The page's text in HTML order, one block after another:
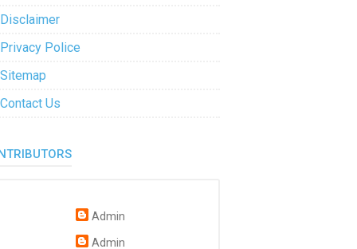
Disclaimer
Privacy Police
Sitemap
Contact Us
Admin
Admin